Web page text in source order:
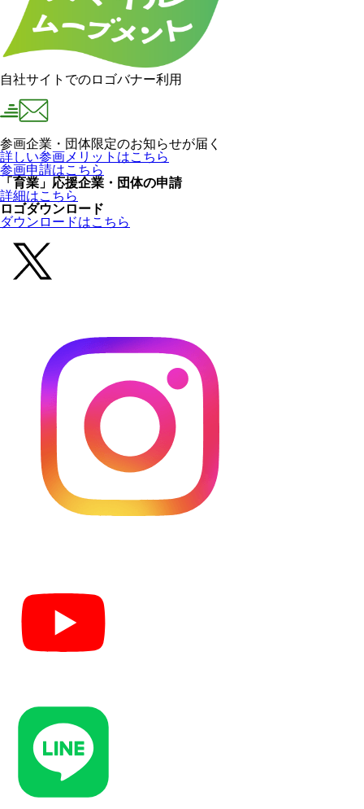
自社サイトでのロゴバナー利用
参画企業・団体限定のお知らせが届く
詳しい参画メリットはこちら
参画申請はこちら
「育業」応援企業・団体の申請
詳細はこちら
ロゴダウンロード
ダウンロードはこちら